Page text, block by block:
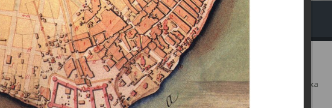
Наследники Галерея Вопрос-ответ
Галерея Храмы-мученики Архангельска Свято-Троицкий собор Архангельска